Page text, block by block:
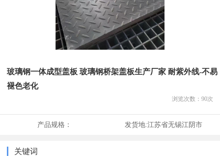
玻璃钢一体成型盖板 玻璃钢桥架盖板生产厂家 耐紫外线-不易
褪色老化
浏览次数： 90次
产品规格： 发货地:江苏省无锡江阴市
关键词